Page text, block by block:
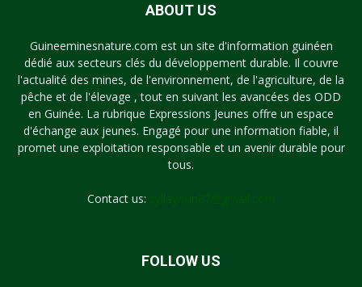
ABOUT US
Guineeminesnature.com est un site d'information guinéen
dédié aux secteurs clés du développement durable. Il couvre
l'actualité des mines, de l'environnement, de l'agriculture, de la
pêche et de l'élevage , tout en suivant les avancées des ODD
en Guinée. La rubrique Expressions Jeunes offre un espace
d'échange aux jeunes. Engagé pour une information fiable, il
promet une exploitation responsable et un avenir durable pour
tous.
Contact us:
FOLLOW US